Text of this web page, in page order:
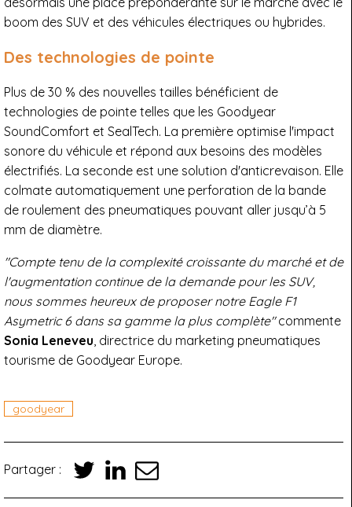
boom des SUV et des véhicules électriques ou hybrides.
Des technologies de pointe
Plus de 30 % des nouvelles tailles bénéficient de
technologies de pointe telles que les Goodyear
SoundComfort et SealTech. La première optimise l'impact
sonore du véhicule et répond aux besoins des modèles
électrifiés. La seconde est une solution d'anticrevaison. Elle
colmate automatiquement une perforation de la bande
de roulement des pneumatiques pouvant aller jusqu’à 5
mm de diamètre.
"Compte tenu de la complexité croissante du marché et de
l'augmentation continue de la demande pour les SUV,
nous sommes heureux de proposer notre Eagle F1
Asymetric 6 dans sa gamme la plus complète"commente
Sonia Leneveu , directrice du marketing pneumatiques
tourisme de Goodyear Europe.
goodyear
Partager :